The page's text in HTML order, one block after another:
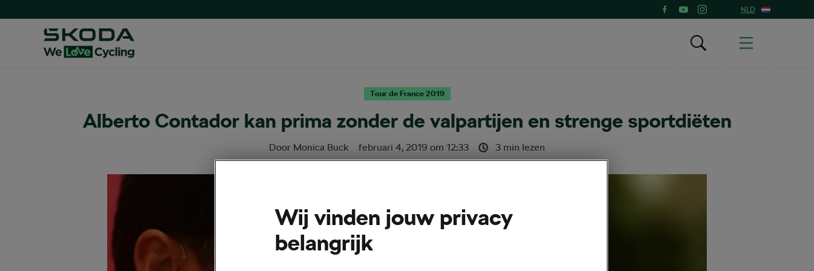
NLD
Tour de France 2019
Alberto Contador kan prima zonder de valpartijen en strenge sportdiëten
Door Monica Buck februari 4, 2019 om 12:33 3 min lezen
Wij vinden jouw privacy
belangrijk